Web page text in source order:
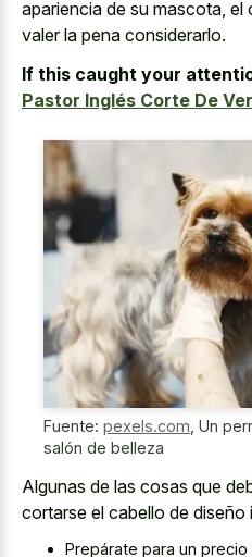
apariencia de su mascota,
valer la pena considerarlo.
If this caught your
Pastor Inglés Corte De
Fuente: pexels.com, Un
salón de belleza
Algunas de las cosas que
cortarse el cabello de diseño
Prepárate para un